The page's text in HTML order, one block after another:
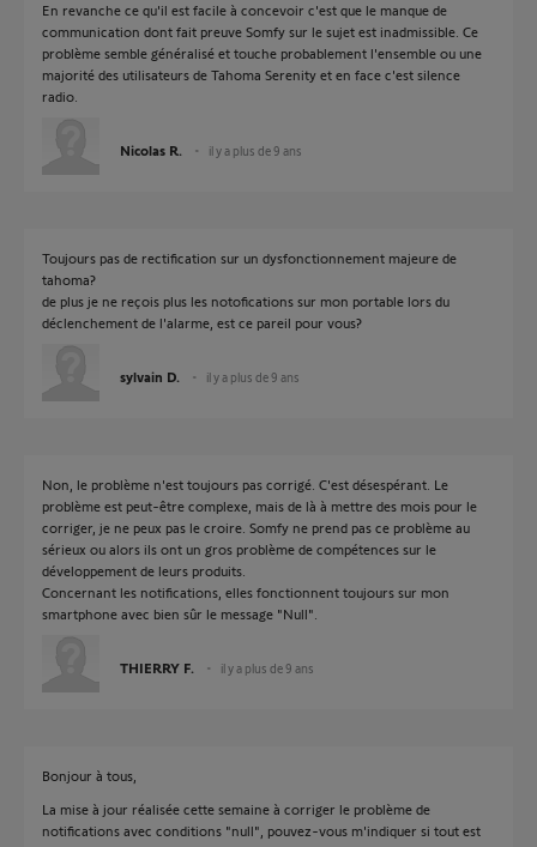
En revanche ce qu'il est facile à concevoir c'est que le manque de
communication dont fait preuve Somfy sur le sujet est inadmissible. Ce
problème semble généralisé et touche probablement l'ensemble ou une
majorité des utilisateurs de Tahoma Serenity et en face c'est silence
radio.
Nicolas R. il y a plus de 9 ans
Toujours pas de rectification sur un dysfonctionnement majeure de
tahoma?
de plus je ne reçois plus les notofications sur mon portable lors du
déclenchement de l'alarme, est ce pareil pour vous?
sylvain D. il y a plus de 9 ans
Non, le problème n'est toujours pas corrigé. C'est désespérant. Le
problème est peut-être complexe, mais de là à mettre des mois pour le
corriger, je ne peux pas le croire. Somfy ne prend pas ce problème au
sérieux ou alors ils ont un gros problème de compétences sur le
développement de leurs produits.
Concernant les notifications, elles fonctionnent toujours sur mon
smartphone avec bien sûr le message "Null".
THIERRY F. il y a plus de 9 ans
Bonjour à tous,
La mise à jour réalisée cette semaine à corriger le problème de
notifications avec conditions "null", pouvez-vous m'indiquer si tout est